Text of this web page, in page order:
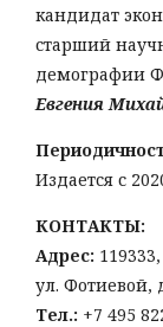
кандидат
старший
демографии
Евгения
Издается с
КОНТАКТЫ:
Адрес:
ул. Фотиевой,
Тел.: +7 495